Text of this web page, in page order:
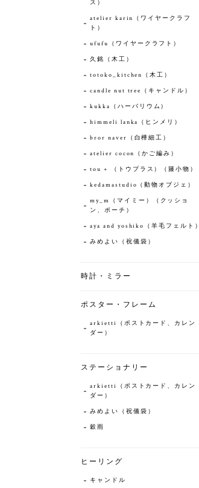
ス）
atelier karin（ワイヤークラフ
ト）
ufufu（ワイヤークラフト）
久銘（木工）
totoko_kitchen（木工）
candle nut tree（キャンドル）
kukka（ハーバリウム）
himmeli lanka（ヒンメリ）
bror naver（白樺細工）
atelier cocon（かご編み）
tou + （トウプラス）（籐小物）
kedamastudio（動物オブジェ）
my_m（マイミー）（クッショ
ン、ポーチ）
aya and yoshiko（羊毛フェルト）
みめよい（祝儀袋）
時計・ミラー
ポスター・フレーム
arkietti（ポストカード、カレン
ダー）
ステーショナリー
arkietti（ポストカード、カレン
ダー）
みめよい（祝儀袋）
穀雨
ヒーリング
キャンドル